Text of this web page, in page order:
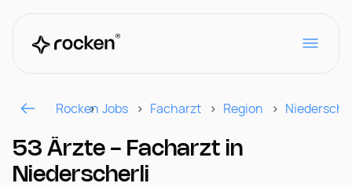
Für Arbeitgeber
Kontakt
Rocken Jobs Facharzt Region
53 Ärzte - Facharzt in
Niederscherli